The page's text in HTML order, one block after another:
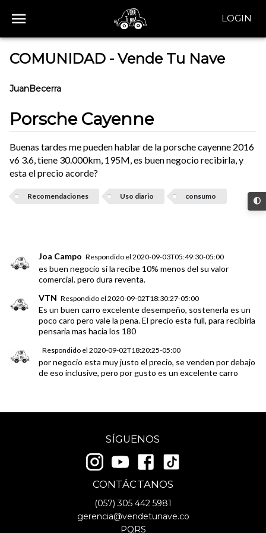
LOGIN
COMUNIDAD - Vende Tu Nave
JuanBecerra
Porsche Cayenne
Buenas tardes me pueden hablar de la porsche cayenne 2016
v6 3.6, tiene 30.000km, 195M, es buen negocio recibirla, y
esta el precio acorde?
Recomendaciones Uso diario consumo
Joa Campo Respondido el2020-09-03T05:49:30-05:00
es buen negocio si la recibe 10% menos del su valor
comercial. pero dura reventa.
VTN Respondido el2020-09-02T18:30:27-05:00
Es un buen carro excelente desempeño, sostenerla es un
poco caro pero vale la pena. El precio esta full, para recibirla
pensaria mas hacia los 180
Respondido el2020-09-02T18:20:25-05:00
por negocio esta muy justo el precio, se venden por debajo
de eso inclusive, pero por gusto es un excelente carro
SÍGUENOS
CONTÁCTANOS
(057)305 442 5981
gerencia@vendetunave.co
PQRS